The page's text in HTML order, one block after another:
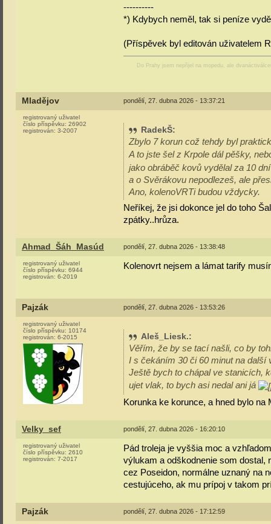
----------
*) Kdybych neměl, tak si peníze
(Příspěvek byl editován uživatelem
Do Prahy jsem nepřijel na mopedu, ale
Mladějov pondělí, 27. dubna 2026 - 13:37:21
registrovaný uživatel
číslo příspěvku: 26902
registrován: 3-2007 RadekŠ:
Zbylo 7 korun což tehdy byl
A to jste šel z Krpole dál pěšky,
jako obráběč kovů vydělal za 10
a o Svěrákovu nepodlezeš, ale
Ano, kolenoVRTi budou vždycky.
Neříkej, že jsi dokonce jel do toho
zpátky..hrůza.
Ahmad_Šáh_Masúd pondělí, 27. dubna 2026 - 13:38:48
registrovaný uživatel
číslo příspěvku: 6944
registrován: 6-2019
Kolenovrt nejsem a lámat tarify
Pajzák pondělí, 27. dubna 2026 - 13:53:26
registrovaný uživatel
číslo příspěvku: 10174
registrován: 6-2015 Aleš_Liesk.:
Věřím, že by se tací našli, co by
I s čekáním 30 či 60 minut na další
Ještě bych to chápal ve stanicích,
ujet vlak, to bych asi nedal ani já
Korunka ke korunce, a hned bylo
Velky_sef pondělí, 27. dubna 2026 - 16:20:10
registrovaný uživatel
číslo příspěvku: 2610
registrován: 7-2017
Pád troleja je vyššia moc a
výlukam a odškodnenie som dostal,
cez Poseidon, normálne uznaný na
cestujúceho, ak mu prípoj v takom
Pajzák pondělí, 27. dubna 2026 - 17:12:59